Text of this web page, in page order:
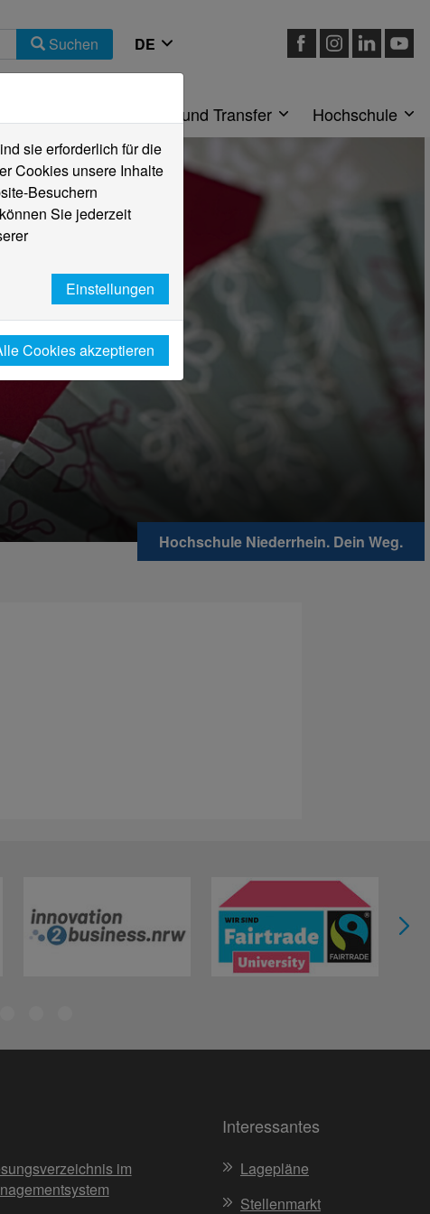
Suchen
Forschung und Transfer Hochschule
Hochschule Niederrhein. Dein Weg.
im
Interessantes
Lagepläne
Stellenmarkt
sie erforderlich für die
Cookies unsere Inhalte
Besuchern
Sie jederzeit
Einstellungen
Cookies akzeptieren